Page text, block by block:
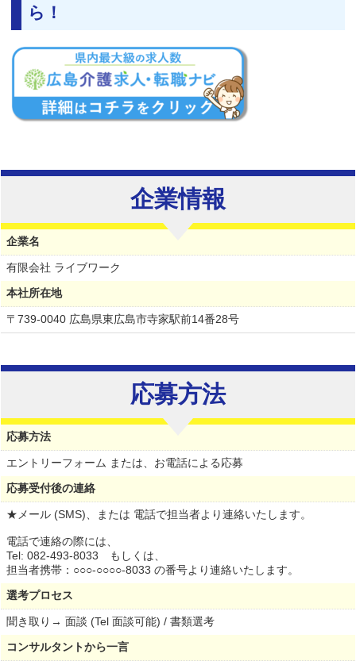
ら！
企業情報
企業名
有限会社 ライブワーク
本社所在地
〒739-0040 広島県東広島市寺家駅前14番28号
応募方法
応募方法
エントリーフォーム または、お電話による応募
応募受付後の連絡
★メール (SMS)、または 電話で担当者より連絡いたします。
電話で連絡の際には、
Tel: 082-493-8033 もしくは、
担当者携帯：○○○-○○○○-8033 の番号より連絡いたします。
選考プロセス
聞き取り→ 面談 (Tel 面談可能) / 書類選考
コンサルタントから一言